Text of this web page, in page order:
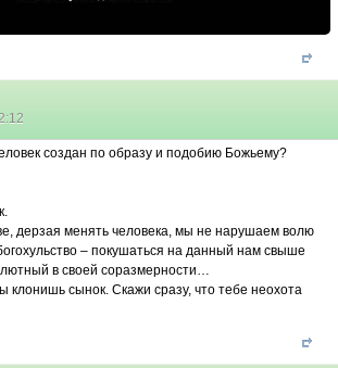
создан по образу и подобию Божьему?
дерзая менять человека, мы не нарушаем волю
– покушаться на данный нам свыше
в своей соразмерности…
сынок. Скажи сразу, что тебе неохота